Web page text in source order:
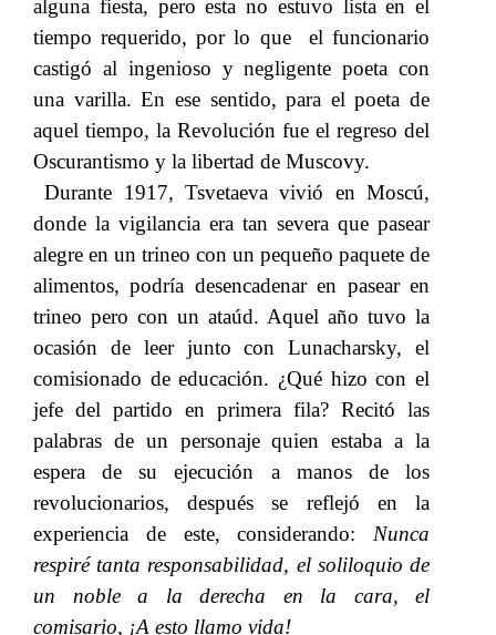
alguna fiesta, pero esta no estuvo lista en el
tiempo requerido, por lo que el funcionario
castigó al ingenioso y negligente poeta con
una varilla. En ese sentido, para el poeta de
aquel tiempo, la Revolución fue el regreso del
Oscurantismo y la libertad de Muscovy.
Durante 1917, Tsvetaeva vivió en Moscú,
donde la vigilancia era tan severa que pasear
alegre en un trineo con un pequeño paquete de
alimentos, podría desencadenar en pasear en
trineo pero con un ataúd. Aquel año tuvo la
ocasión de leer junto con Lunacharsky, el
comisionado de educación. ¿Qué hizo con el
jefe del partido en primera fila? Recitó las
palabras de un personaje quien estaba a la
espera de su ejecución a manos de los
revolucionarios, después se reflejó en la
experiencia de este, considerando:​​ Nunca
respiré tanta responsabilidad, el soliloquio de
un noble a la derecha en la cara, el
comisario, ¡A esto llamo vida!